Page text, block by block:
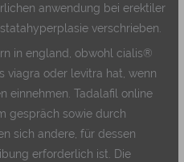
anwendung bei erektiler
verschrieben.
in england, obwohl cialis®
viagra oder levitra hat, wenn
einnehmen. Tadalafil online
gespräch sowie durch
sich andere, für dessen
erforderlich ist. Die